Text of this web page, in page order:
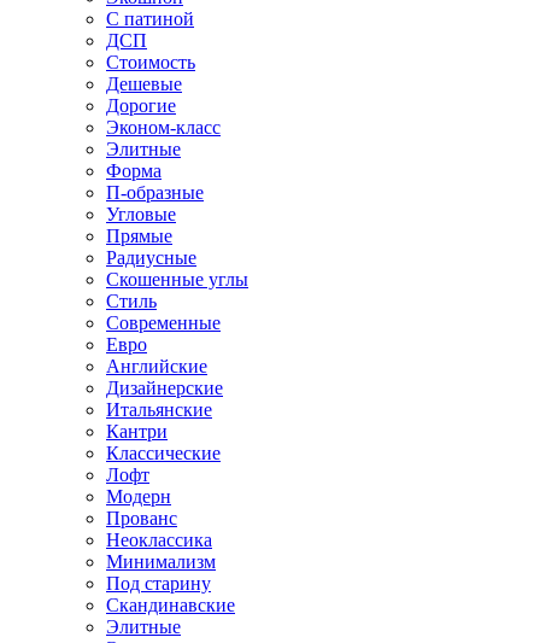
С патиной
ДСП
Стоимость
Дешевые
Дорогие
Эконом-класс
Элитные
Форма
П-образные
Угловые
Прямые
Радиусные
Скошенные углы
Стиль
Современные
Евро
Английские
Дизайнерские
Итальянские
Кантри
Классические
Лофт
Модерн
Прованс
Неоклассика
Минимализм
Под старину
Скандинавские
Элитные